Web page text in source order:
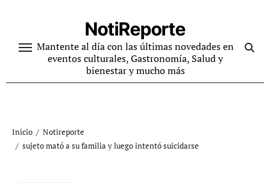
contenido
NotiReporte
Mantente al día con las últimas novedades en
eventos culturales, Gastronomía, Salud y
bienestar y mucho más
Inicio
Notireporte
sujeto mató a su familia y luego intentó suicidarse